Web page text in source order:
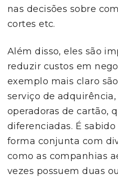
nas decisões sobre
cortes etc.
Além disso, eles são
reduzir custos em
exemplo mais claro
serviço de adquirência,
operadoras de cartão,
diferenciadas. É
forma conjunta com
como as companhias
vezes possuem duas